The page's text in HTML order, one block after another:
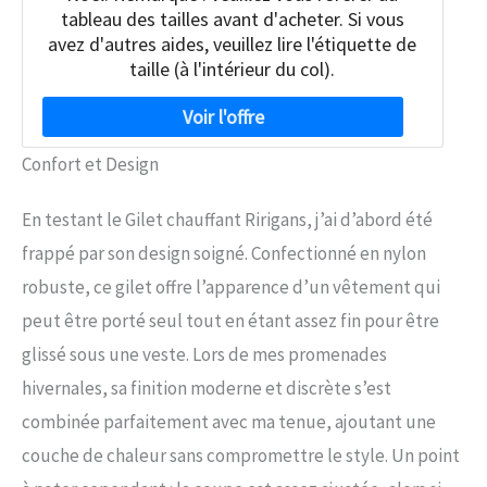
tableau des tailles avant d'acheter. Si vous
avez d'autres aides, veuillez lire l'étiquette de
taille (à l'intérieur du col).
Confort et Design
En testant le Gilet chauffant Ririgans, j’ai d’abord été
frappé par son design soigné. Confectionné en nylon
robuste, ce gilet offre l’apparence d’un vêtement qui
peut être porté seul tout en étant assez fin pour être
glissé sous une veste. Lors de mes promenades
hivernales, sa finition moderne et discrète s’est
combinée parfaitement avec ma tenue, ajoutant une
couche de chaleur sans compromettre le style. Un point